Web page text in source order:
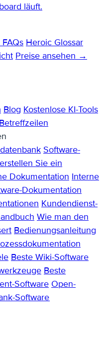
läuft.
Heroic Glossar
Preise ansehen →
Blog Kostenlose KI-Tools
Software-
Sie ein
Dokumentation Interne
Dokumentation
Kundendienst-
Wie man den
Bedienungsanleitung
Beste Wiki-Software
Beste
Software Open-
Software